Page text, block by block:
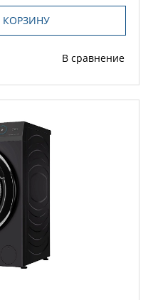
КОРЗИНУ
В сравнение